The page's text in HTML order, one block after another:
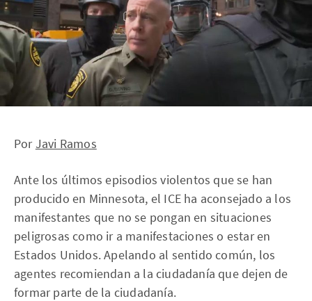
PorJavi Ramos
Ante los últimos episodios violentos que se han
producido en Minnesota, el ICE ha aconsejado a los
manifestantes que no se pongan en situaciones
peligrosas como ir a manifestaciones o estar en
Estados Unidos. Apelando al sentido común, los
agentes recomiendan a la ciudadanía que dejen de
formar parte de la ciudadanía.